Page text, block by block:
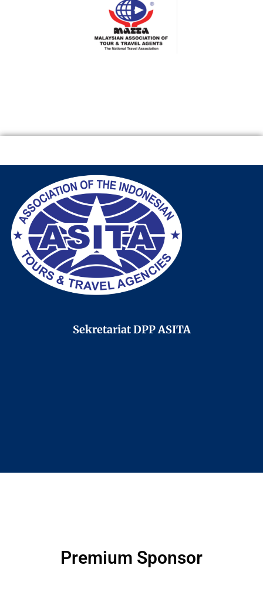
Sekretariat DPP ASITA
Premium Sponsor